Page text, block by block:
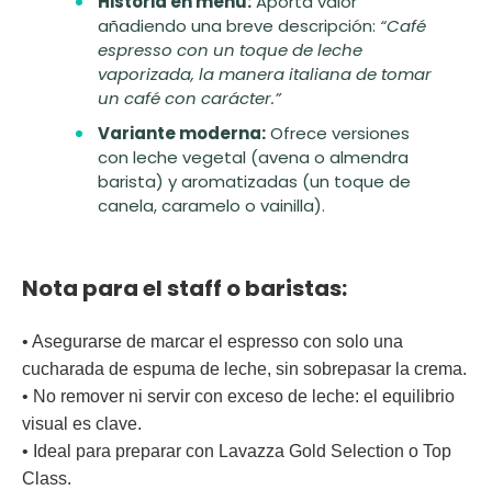
añadiendo una breve descripción: “Café
espresso con un toque de leche
vaporizada, la manera italiana de tomar
un café con carácter.”
Variante moderna:Ofrece versiones
con leche vegetal (avena o almendra
barista) y aromatizadas (un toque de
canela, caramelo o vainilla).
Nota para el staff o baristas:
• Asegurarse de marcar el espresso con solo una
cucharada de espuma de leche, sin sobrepasar la crema.
• No remover ni servir con exceso de leche: el equilibrio
visual es clave.
• Ideal para preparar con Lavazza Gold Selection o Top
Class.